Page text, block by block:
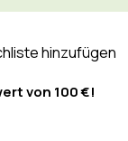
hinzufügen
von 100 €!